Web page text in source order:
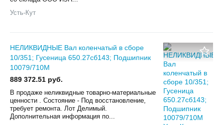
Усть-Кут
НЕЛИКВИДНЫЕ Вал коленчатый в сборе
10/351; Гусеница 650.27сб143; Подшипник
10079/710М
889 372.51 руб.
В продаже неликвидные товарно-материальные
ценности . Состояние - Под восстановление,
требует ремонта. Лот Делимый.
Дополнительная информация по...